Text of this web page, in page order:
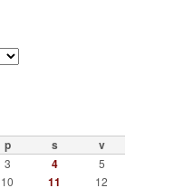
p s v
3 4
5
10 11
12